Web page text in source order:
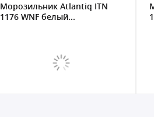
Морозильник Atlantiq ITN
1176 WNF белый...